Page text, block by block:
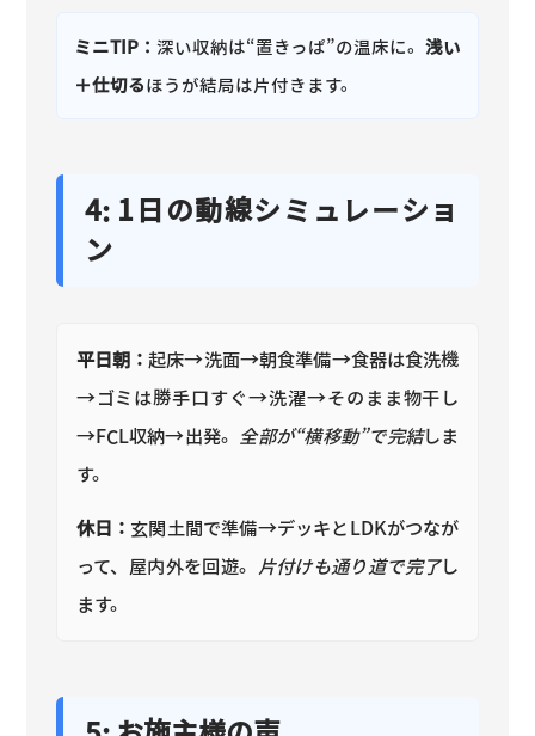
ミニTIP： 深い収納は“置きっぱ”の温床に。浅い
＋仕切る ほうが結局は片付きます。
4: 1日の動線シミュレーショ
ン
平日朝：起床→洗面→朝食準備→食器は食洗機
→ゴミは勝手口すぐ→洗濯→そのまま物干し
→FCL収納→出発。
全部が“横移動”で完結しま
す。
休日： 玄関土間で準備→デッキとLDKがつなが
って、屋内外を回遊。
片付けも通り道で完了し
ます。